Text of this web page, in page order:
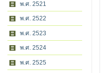
พ.ศ. 2521
พ.ศ. 2522
พ.ศ. 2523
พ.ศ. 2524
พ.ศ. 2525